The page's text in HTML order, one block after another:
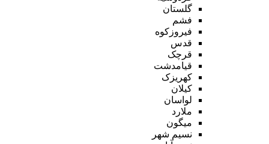
گلستان
فشم
فیروزکوه
قدس
قرچک
قیامدشت
کهریزک
کیلان
لواسان
ملارد
میگون
نسیم شهر